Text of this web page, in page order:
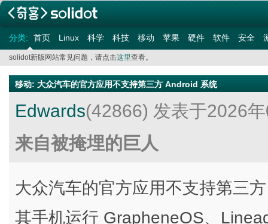
分类: 首页 Linux 科学 科技 移动 苹果 硬件 软件 安全
solidot新版网站常见问题，请点击这里查看。
移动: 大众汽车的官方应用不支持第三方 Android 系统
Edwards(42866) 发表于2026
来自被掩埋的巨人
大众汽车的官方应用不支持第三
其手机运行 GrapheneOS、